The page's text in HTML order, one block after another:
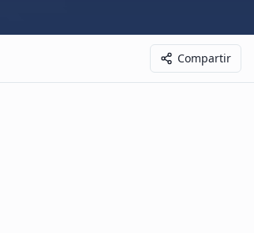
Compartir